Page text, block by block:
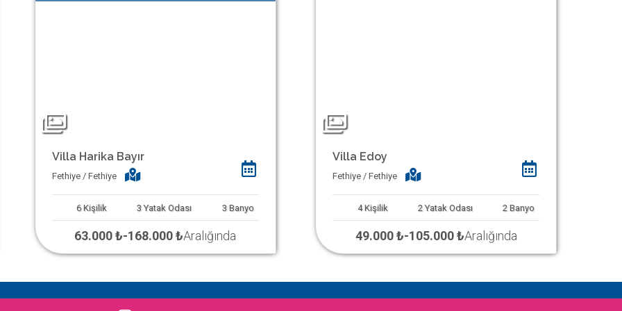
Villa Harika Bayır
Fethiye / Fethiye
6 Kişilik 3 Yatak Odası 3 Banyo
63.000 ₺-168.000 ₺Aralığında
Villa Edoy
Fethiye / Fethiye
4 Kişilik 2 Yatak Odası 2 Banyo
49.000 ₺-105.000 ₺Aralığında